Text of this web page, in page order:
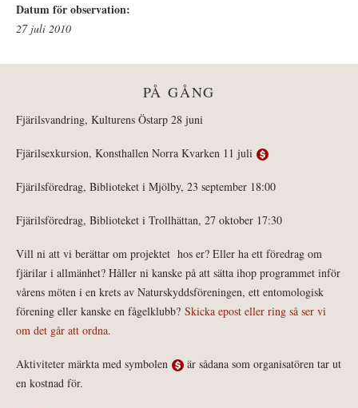
Datum för observation:
27 juli 2010
PÅ GÅNG
Fjärilsvandring, Kulturens Östarp 28 juni
Fjärilsexkursion, Konsthallen Norra Kvarken 11 juli
Fjärilsföredrag, Biblioteket i Mjölby, 23 september 18:00
Fjärilsföredrag, Biblioteket i Trollhättan, 27 oktober 17:30
Vill ni att vi berättar om projektet hos er? Eller ha ett föredrag om
fjärilar i allmänhet? Håller ni kanske på att sätta ihop programmet inför
vårens möten i en krets av Naturskyddsföreningen, ett entomologisk
förening eller kanske en fågelklubb? Skicka epost eller ring så ser vi
om det går att ordna.
Aktiviteter märkta med symbolen
är sådana som organisatören tar ut
en kostnad för.